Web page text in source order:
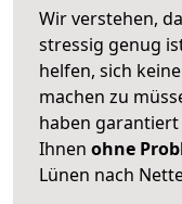
Wir verstehen,
stressig genug
helfen, sich
machen zu
haben garantiert
Ihnen ohne
Lünen nach